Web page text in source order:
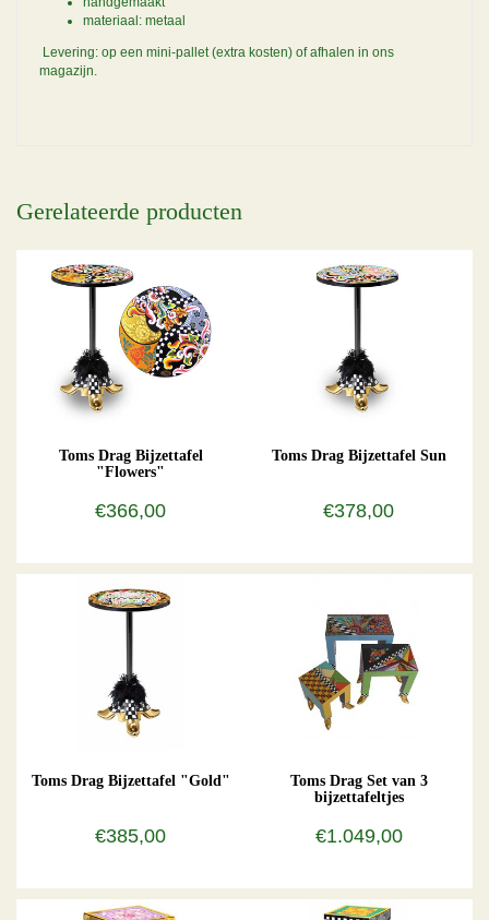
materiaal: metaal
Levering: op een mini-pallet (extra kosten) of afhalen in ons
magazijn.
Gerelateerde producten
Toms Drag Bijzettafel
"Flowers"
€366,00
Toms Drag Bijzettafel Sun
€378,00
Toms Drag Bijzettafel "Gold"
€385,00
Toms Drag Set van 3
bijzettafeltjes
€1.049,00